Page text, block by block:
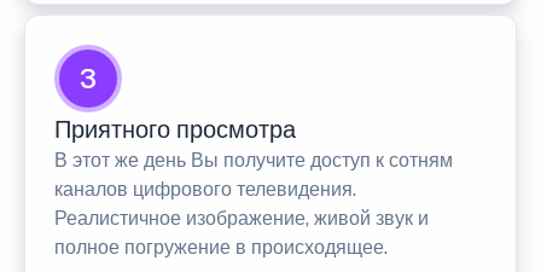
3
Приятного просмотра
В этот же день Вы получите доступ к сотням
каналов цифрового телевидения.
Реалистичное изображение, живой звук и
полное погружение в происходящее.